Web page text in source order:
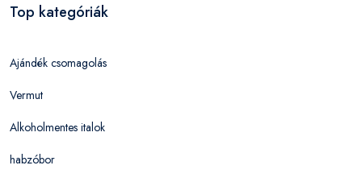
Top kategóriák
Ajándék csomagolás
Vermut
Alkoholmentes italok
habzóbor